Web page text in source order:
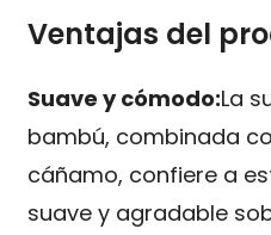
Ventajas del
Suave y cómodo:La
bambú, combinada
cáñamo, confiere a
suave y agradable